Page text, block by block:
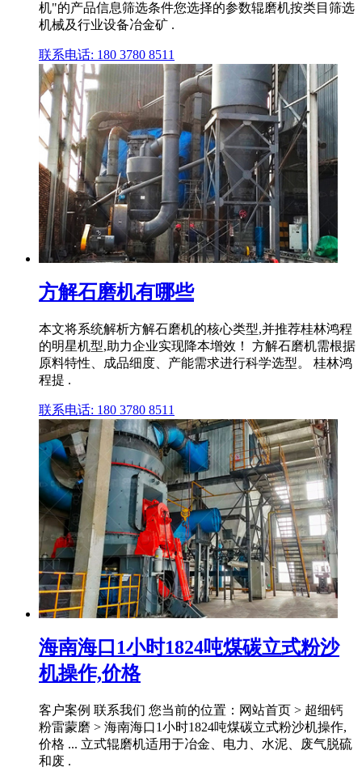
机"的产品信息筛选条件您选择的参数辊磨机按类目筛选
机械及行业设备冶金矿 .
联系电话: 180 3780 8511
方解石磨机有哪些
本文将系统解析方解石磨机的核心类型,并推荐桂林鸿程
的明星机型,助力企业实现降本增效！ 方解石磨机需根据
原料特性、成品细度、产能需求进行科学选型。 桂林鸿
程提 .
联系电话: 180 3780 8511
海南海口1小时1824吨煤碳立式粉沙
机操作,价格
客户案例 联系我们 您当前的位置：网站首页 > 超细钙
粉雷蒙磨 > 海南海口1小时1824吨煤碳立式粉沙机操作,
价格 ... 立式辊磨机适用于冶金、电力、水泥、废气脱硫
和废 .